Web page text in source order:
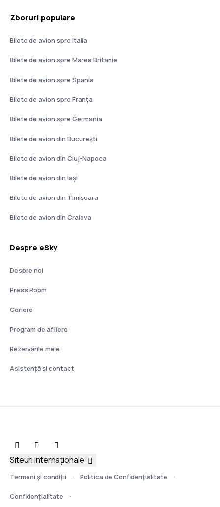
Zboruri populare
Bilete de avion spre Italia
Bilete de avion spre Marea Britanie
Bilete de avion spre Spania
Bilete de avion spre Franţa
Bilete de avion spre Germania
Bilete de avion din București
Bilete de avion din Cluj-Napoca
Bilete de avion din Iași
Bilete de avion din Timișoara
Bilete de avion din Craiova
Despre eSky
Despre noi
Press Room
Cariere
Program de afiliere
Rezervările mele
Asistenţă şi contact
Termeni şi condiţii Politica de Confidențialitate
Confidențialitate
Siteuri internaționale